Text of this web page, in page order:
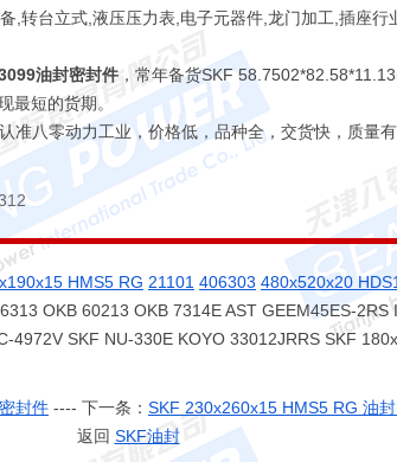
,转台立式,液压压力表,电子元器件,龙门加工,插座行
油封密封件 ，常年备货SKF
最短的货期。
准八零动力工业，价格低，品种全，交货快，质量
HMS5 RG 21101 406303 480x520x20
OKB 60213 OKB 7314E AST GEEM45ES-
4972V SKF NU-330E KOYO 33012JRRS SKF
封件 ---- 下一条： SKF 230x260x15 HMS5 RG 油
返回 SKF油封